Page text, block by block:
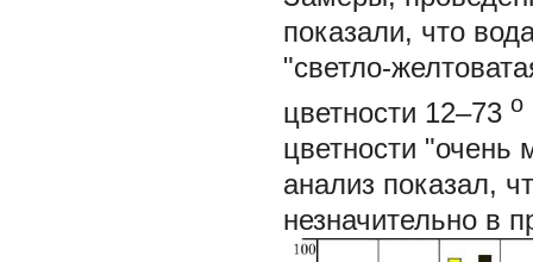
показали, что
"светло-
цветности 12–73 о
цветности
анализ показал,
незначительно в